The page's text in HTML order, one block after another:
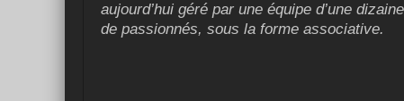
aujourd’hui géré par une équipe d’une dizaine
de passionnés, sous la forme associative.